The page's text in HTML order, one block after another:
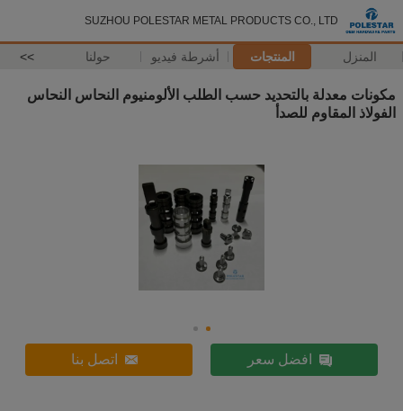
SUZHOU POLESTAR METAL PRODUCTS CO., LTD
المنزل المنتجات أشرطة فيديو حولنا >>
مكونات معدلة بالتحديد حسب الطلب الألومنيوم النحاس النحاس
الفولاذ المقاوم للصدأ
افضل سعر اتصل بنا